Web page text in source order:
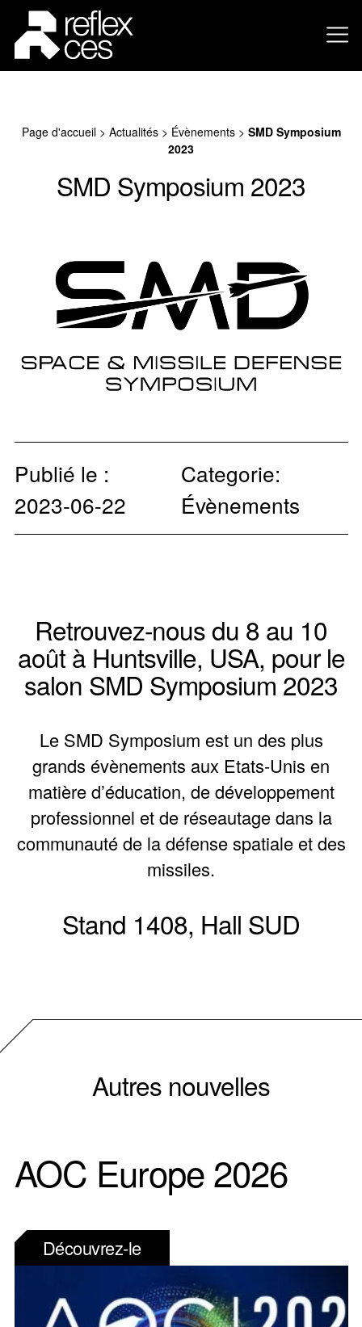
Page d'accueil> Actualités> Évènements> SMD Symposium
2023
SMD Symposium 2023
Publié le :
2023-06-22
Categorie:
Évènements
Retrouvez-nous du 8 au 10
août à Huntsville, USA, pour le
salon SMD Symposium 2023
Le SMD Symposium est un des plus
grands évènements aux Etats-Unis en
matière d’éducation, de développement
professionnel et de réseautage dans la
communauté de la défense spatiale et des
missiles.
Stand 1408, Hall SUD
Autres nouvelles
AOC Europe 2026
Découvrez-le